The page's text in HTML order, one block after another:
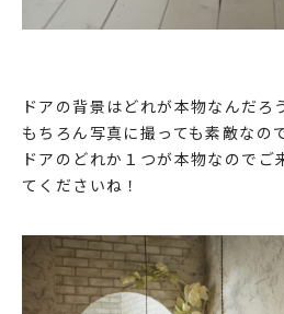
ドアの背景はどれが本物なんだろ
もちろん写真に撮っても素敵なの
ドアのどれか１つが本物なので
てくださいね！